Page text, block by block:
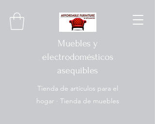
Muebles y
electrodomésticos
asequibles
Tienda de artículos para el
hogar · Tienda de muebles